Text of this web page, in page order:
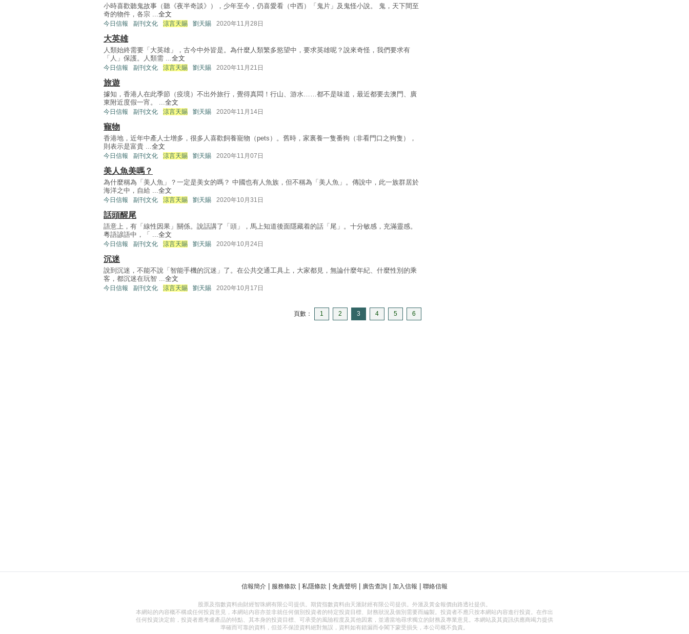
小時喜歡聽鬼故事（聽《夜半奇談》），少年至今，仍喜愛看（中西）「鬼片」及鬼怪小說。 鬼，天下間至
奇的物件，各宗 ...全文
今日信報 副刊文化 涼言天賜 劉天賜 2020年11月28日
大英雄
人類始終需要「大英雄」，古今中外皆是。為什麼人類繁多慾望中，要求英雄呢？說來奇怪，我們要求有
「人」保護。人類需 ...全文
今日信報 副刊文化 涼言天賜 劉天賜 2020年11月21日
旅遊
據知，香港人在此季節（疫境）不出外旅行，覺得真悶！行山、游水……都不是味道，最近都要去澳門、廣
東附近度假一宵。 ...全文
今日信報 副刊文化 涼言天賜 劉天賜 2020年11月14日
寵物
香港地，近年中產人士增多，很多人喜歡飼養寵物（pets）。舊時，家裏養一隻番狗（非看門口之狗隻），
則表示是富貴 ...全文
今日信報 副刊文化 涼言天賜 劉天賜 2020年11月07日
美人魚美嗎？
為什麼稱為「美人魚」？一定是美女的嗎？ 中國也有人魚族，但不稱為「美人魚」。傳說中，此一族群居於
海洋之中，自給 ...全文
今日信報 副刊文化 涼言天賜 劉天賜 2020年10月31日
話頭醒尾
語意上，有「線性因果」關係。說話講了「頭」，馬上知道後面隱藏着的話「尾」。十分敏感，充滿靈感。
粵語諺語中，「 ...全文
今日信報 副刊文化 涼言天賜 劉天賜 2020年10月24日
沉迷
說到沉迷，不能不說「智能手機的沉迷」了。在公共交通工具上，大家都見，無論什麼年紀、什麼性別的乘
客，都沉迷在玩智 ...全文
今日信報 副刊文化 涼言天賜 劉天賜 2020年10月17日
頁數： 1 2 3 4 5 6
信報簡介 服務條款 私隱條款 免責聲明 廣告查詢 加入信報 聯絡信報
股票及指數資料由財經智珠網有限公司提供。期貨指數資料由天滙財經有限公司提供。外滙及黃金報價由路透社提供。
本網站的內容概不構成任何投資意見，本網站內容亦並非就任何個別投資者的特定投資目標、財務狀況及個別需要而編製。投資者不應只按本網站內容進行投資。在作出
任何投資決定前，投資者應考慮產品的特點、其本身的投資目標、可承受的風險程度及其他因素，並適當地尋求獨立的財務及專業意見。本網站及其資訊供應商竭力提供
準確而可靠的資料，但並不保證資料絕對無誤，資料如有錯漏而令閣下蒙受損失，本公司概不負責。